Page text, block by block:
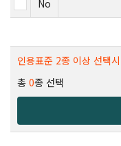
No
인용표준 2종 이상 선택
총 0종 선택